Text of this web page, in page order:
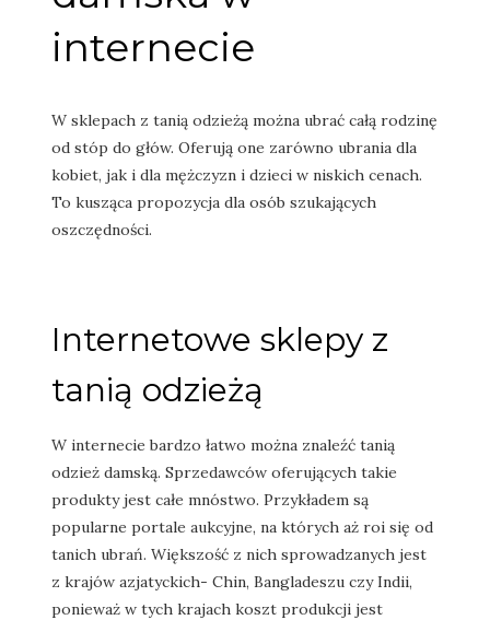
internecie
W sklepach z tanią odzieżą można ubrać całą rodzinę
od stóp do głów. Oferują one zarówno ubrania dla
kobiet, jak i dla mężczyzn i dzieci w niskich cenach.
To kusząca propozycja dla osób szukających
oszczędności.
Internetowe sklepy z
tanią odzieżą
W internecie bardzo łatwo można znaleźć tanią
odzież damską. Sprzedawców oferujących takie
produkty jest całe mnóstwo. Przykładem są
popularne portale aukcyjne, na których aż roi się od
tanich ubrań. Większość z nich sprowadzanych jest
z krajów azjatyckich- Chin, Bangladeszu czy Indii,
ponieważ w tych krajach koszt produkcji jest